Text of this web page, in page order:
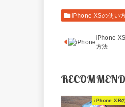
iPhone XSの使い
iPhone
方法
RECOMMEND
iPhone XR